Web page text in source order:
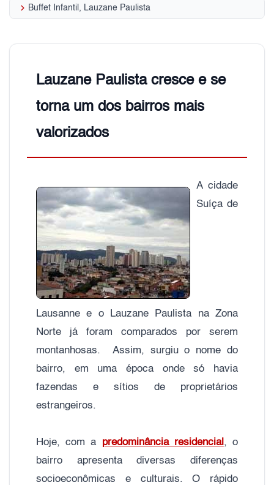
keyboard_arrow_right Buffet Infantil, Lauzane Paulista
Lauzane Paulista cresce e se
torna um dos bairros mais
valorizados
A cidade
Suíça de
Lausanne e o Lauzane Paulista na Zona
Norte já foram comparados por serem
montanhosas. Assim, surgiu o nome do
bairro, em uma época onde só havia
fazendas e sítios de proprietários
estrangeiros.
Hoje, com a predominância residencial , o
bairro apresenta diversas diferenças
socioeconômicas e culturais. O rápido